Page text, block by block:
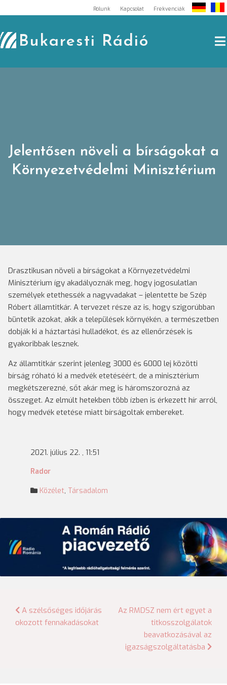
to
content
Rólunk Kapcsolat Frekvenciák
Bukaresti Rádió
Jelentősen növeli a bírságokat a
Környezetvédelmi Minisztérium
Drasztikusan növeli a bírságokat a Környezetvédelmi
Minisztérium így akadályoznák meg, hogy jogosulatlan
személyek etethessék a nagyvadakat – jelentette be Szép
Róbert államtitkár. A tervezet része az is, hogy szigorúbban
büntetik azokat, akik a települések környékén, a természetben
dobják ki a háztartási hulladékot, és az ellenőrzések is
gyakoribbak lesznek.
Az államtitkár szerint jelenleg 3000 és 6000 lej közötti
bírság róható ki a medvék etetéséért, de a minisztérium
megkétszerezné, sőt akár meg is háromszorozná az
összeget. Az elmúlt hetekben több ízben is érkezett hír arról,
hogy medvék etetése miatt bírságoltak embereket.
2021. július 22. , 11:51
Rador
Közélet, Társadalom
Bejegyzés
A szélsőséges időjárás
okozott fennakadásokat
Az RMDSZ nem ért egyet a
titkosszolgálatok
beavatkozásával az
igazságszolgáltatásba